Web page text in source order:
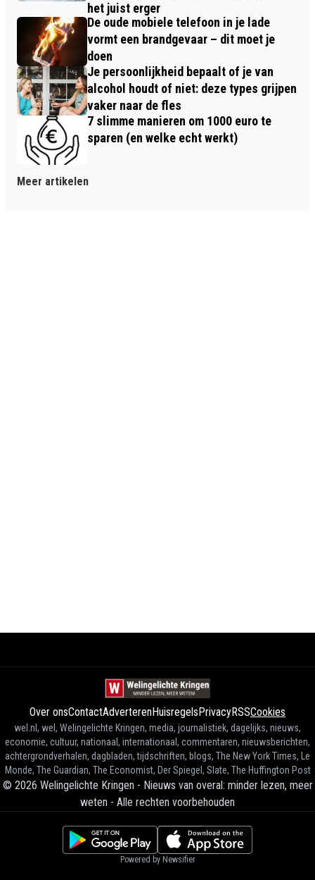
het juist erger
De oude mobiele telefoon in je lade
vormt een brandgevaar – dit moet je
doen
Je persoonlijkheid bepaalt of je van
alcohol houdt of niet: deze types grijpen
vaker naar de fles
7 slimme manieren om 1000 euro te
sparen (en welke echt werkt)
Meer artikelen
Over onsContactAdverterenHuisregels PrivacyRSSCookies
wel.nl, wel, Welingelichte Kringen, media, journalistiek, dagelijks, nieuws,
economie, cultuur, nationaal, internationaal, commentaren, nieuwsberichten,
achtergrondverhalen, dagbladen, tijdschriften, blogs, The New York Times, Le
Monde, The Guardian, The Economist, Der Spiegel, Slate, The Huffington Post
© 2026 Welingelichte Kringen - Nieuws van overal: minder lezen, meer
weten - Alle rechten voorbehouden
Powered by Newsifier